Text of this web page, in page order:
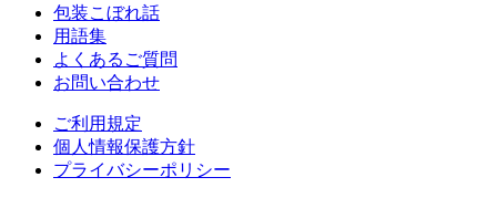
包装こぼれ話
用語集
よくあるご質問
お問い合わせ
ご利用規定
個人情報保護方針
プライバシーポリシー